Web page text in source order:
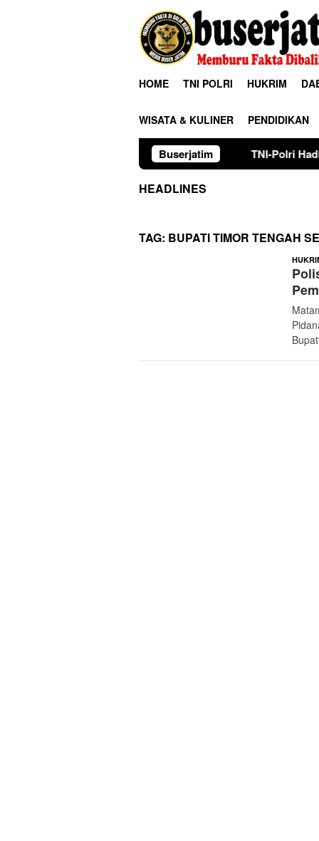
HOME TNI POLRI HUKRIM
WISATA & KULINER PENDIDIKAN
Buserjatim
TNI-Polri Hadir Atasi
HEADLINES
TAG: BUPATI TIMOR TENGAH